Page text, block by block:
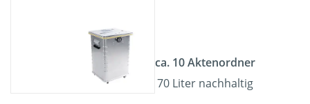
ca. 10 Aktenordner
70 Liter nachhaltig